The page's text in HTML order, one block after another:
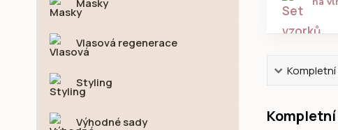
Masky
Vlasová regenerace
Styling
Výhodné sady